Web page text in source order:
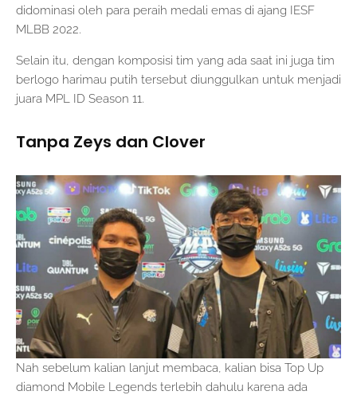
didominasi oleh para peraih medali emas di ajang IESF
MLBB 2022.
Selain itu, dengan komposisi tim yang ada saat ini juga tim
berlogo harimau putih tersebut diunggulkan untuk menjadi
juara MPL ID Season 11.
Tanpa Zeys dan Clover
Nah sebelum kalian lanjut membaca, kalian bisa Top Up
diamond Mobile Legends terlebih dahulu karena ada